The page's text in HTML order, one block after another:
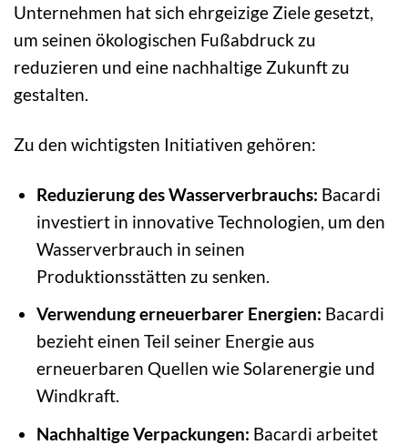
Unternehmen hat sich ehrgeizige Ziele gesetzt,
um seinen ökologischen Fußabdruck zu
reduzieren und eine nachhaltige Zukunft zu
gestalten.
Zu den wichtigsten Initiativen gehören:
Reduzierung des Wasserverbrauchs: Bacardi
investiert in innovative Technologien, um den
Wasserverbrauch in seinen
Produktionsstätten zu senken.
Verwendung erneuerbarer Energien: Bacardi
bezieht einen Teil seiner Energie aus
erneuerbaren Quellen wie Solarenergie und
Windkraft.
Nachhaltige Verpackungen: Bacardi arbeitet